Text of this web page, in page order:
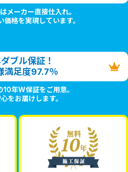
メーカー直接仕入れ。
価格を実現しています。
ブル保証！
満足度97.7％
10年W保証をご用意。
をお届けします。